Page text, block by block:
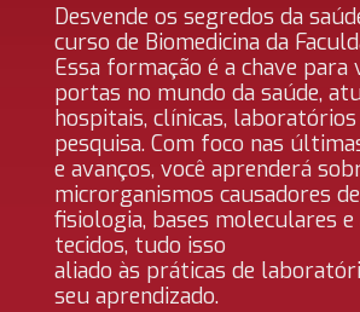
Desvende os segredos da
curso de Biomedicina da
Essa formação é a chave para
portas no mundo da saúde,
hospitais, clínicas, laboratórios
pesquisa. Com foco nas
e avanços, você aprenderá
microrganismos causadores
fisiologia, bases moleculares
tecidos, tudo isso
aliado às práticas de
seu aprendizado.